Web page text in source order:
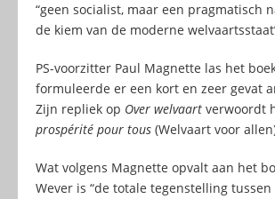
“geen socialist, maar een pragmatisch
de kiem van de moderne
PS-voorzitter Paul Magnette las het
formuleerde er een kort en zeer gevat
Zijn repliek op Over welvaart verwoordt
prospérité pour tous (Welvaart voor
Wat volgens Magnette opvalt aan het
Wever is “de totale tegenstelling tussen